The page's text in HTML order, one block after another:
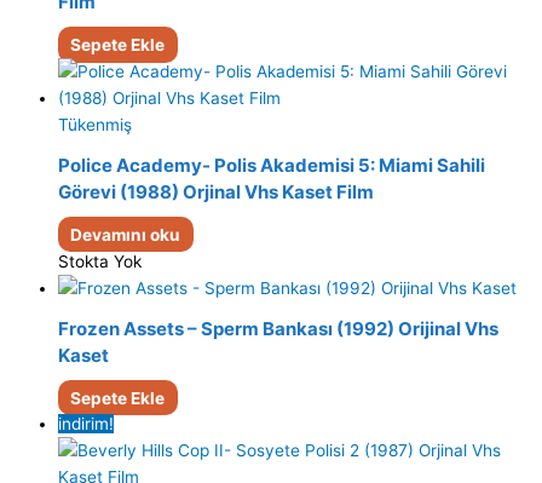
Sepete Ekle
Tükenmiş
Police Academy- Polis Akademisi 5: Miami Sahili
Görevi (1988) Orjinal Vhs Kaset Film
Devamını oku
Stokta Yok
Frozen Assets – Sperm Bankası (1992) Orijinal Vhs
Kaset
Sepete Ekle
indirim!